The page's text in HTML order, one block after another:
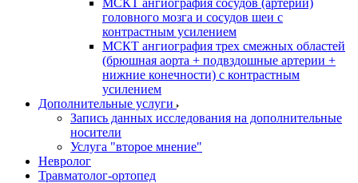
МСКТ ангиография сосудов (артерий)
головного мозга и сосудов шеи с
контрастным усилением
МСКТ ангиография трех смежных областей
(брюшная аорта + подвздошные артерии +
нижние конечности) с контрастным
усилением
Дополнительные услуги
Запись данных исследования на дополнительные
носители
Услуга "второе мнение"
Невролог
Травматолог-ортопед